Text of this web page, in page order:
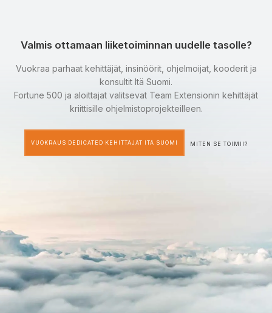
Valmis ottamaan liiketoiminnan uudelle tasolle?
Vuokraa parhaat kehittäjät, insinöörit, ohjelmoijat, kooderit ja
konsultit Itä Suomi.
Fortune 500 ja aloittajat valitsevat Team Extensionin kehittäjät
kriittisille ohjelmistoprojekteilleen.
VUOKRAUS DEDICATED KEHITTÄJÄT ITÄ SUOMI MITEN SE TOIMII?